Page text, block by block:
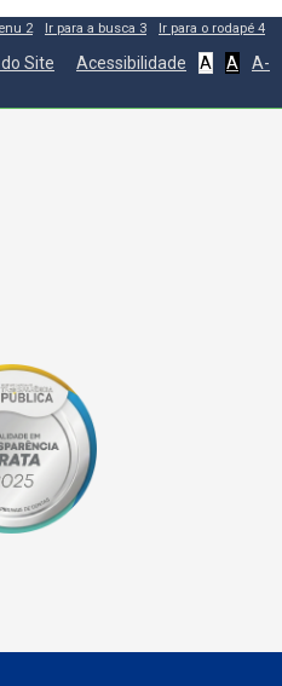
2 Ir para a busca 3 Ir para o rodapé 4
Site Acessibilidade A A A-